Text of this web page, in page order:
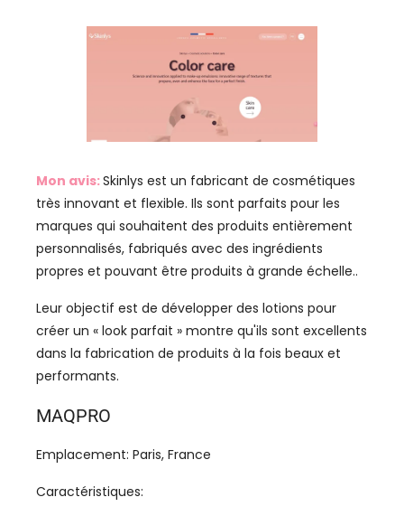
Mon avis:Skinlys est un fabricant de cosmétiques
très innovant et flexible. Ils sont parfaits pour les
marques qui souhaitent des produits entièrement
personnalisés, fabriqués avec des ingrédients
propres et pouvant être produits à grande échelle..
Leur objectif est de développer des lotions pour
créer un « look parfait » montre qu'ils sont excellents
dans la fabrication de produits à la fois beaux et
performants.
MAQPRO
Emplacement: Paris, France
Caractéristiques: